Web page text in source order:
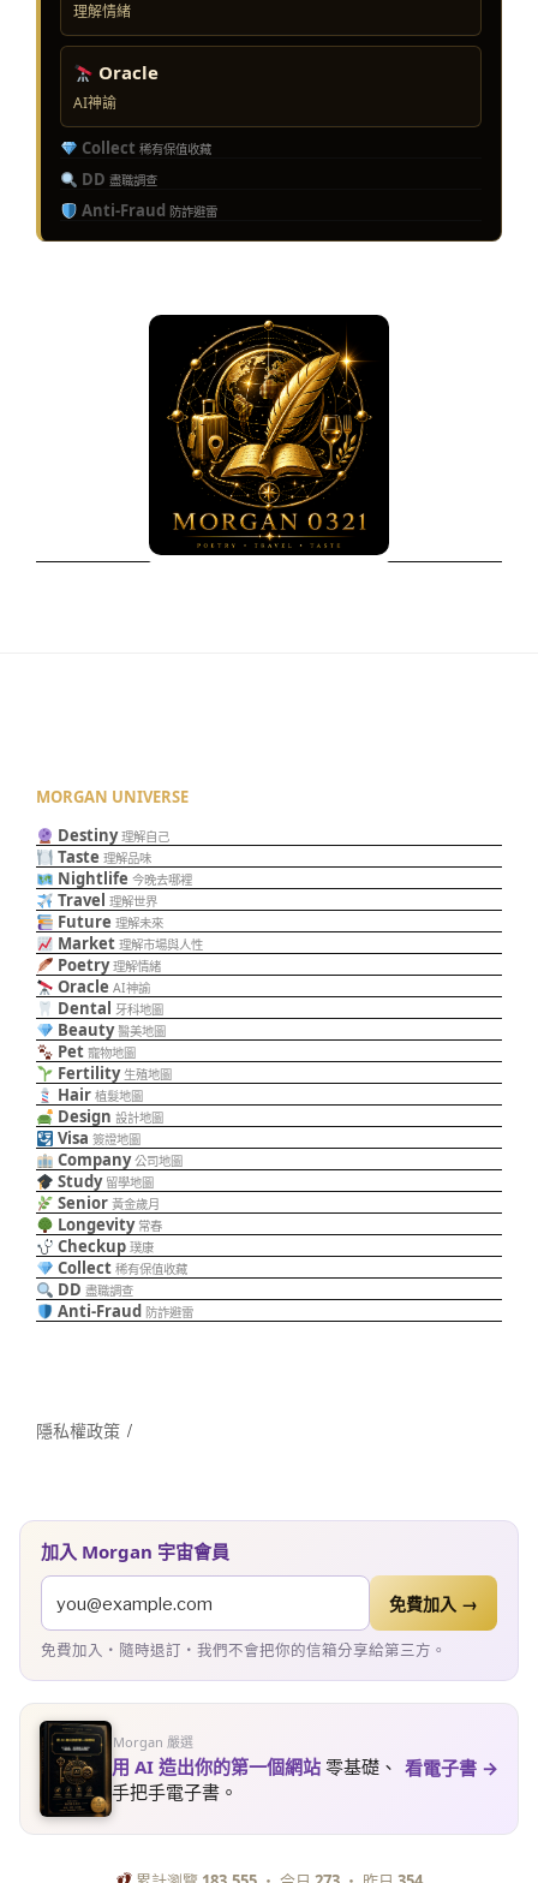
理解情緒
Oracle
AI神諭
Collect 稀有保值收藏
DD 盡職調查
Anti-Fraud 防詐避雷
MORGAN UNIVERSE
Destiny 理解自己
Taste 理解品味
Nightlife 今晚去哪裡
Travel 理解世界
Future 理解未來
Market 理解市場與人性
Poetry 理解情緒
Oracle AI神諭
Dental 牙科地圖
Beauty 醫美地圖
Pet 寵物地圖
Fertility 生殖地圖
Hair 植髮地圖
Design 設計地圖
Visa 簽證地圖
Company 公司地圖
Study 留學地圖
Senior 黃金歲月
Longevity 常春
Checkup 璞康
Collect 稀有保值收藏
DD 盡職調查
Anti-Fraud 防詐避雷
隱私權政策
加入 Morgan 宇宙會員
免費加入 →
免費加入・隨時退訂・我們不會把你的信箱分享給第三方。
Morgan 嚴選
用 AI 造出你的第一個網站 零基礎、
手把手電子書。
看電子書 →